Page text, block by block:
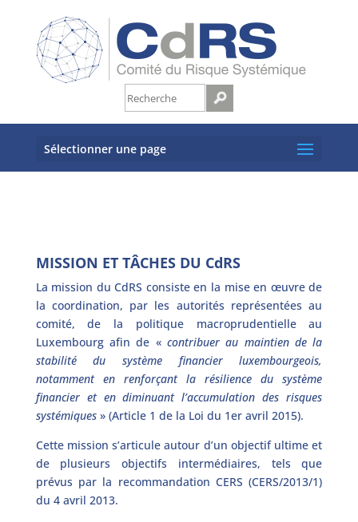
Sélectionner une page
MISSION ET TÂCHES DU CdRS
La mission du CdRS consiste en la mise en œuvre de
la coordination, par les autorités représentées au
comité, de la politique macroprudentielle au
Luxembourg afin de « contribuer au maintien de la
stabilité du système financier luxembourgeois,
notamment en renforçant la résilience du système
financier et en diminuant l’accumulation des risques
systémiques» (Article 1 de la Loi du 1er avril 2015).
Cette mission s’articule autour d’un objectif ultime et
de plusieurs objectifs intermédiaires, tels que
prévus par la recommandation CERS (CERS/2013/1)
du 4 avril 2013.